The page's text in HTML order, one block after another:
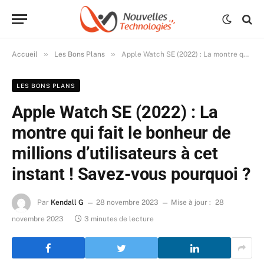
Accueil » Les Bons Plans » Apple Watch SE (2022) : La montre qui fait le bonheur de millions d’utilisateurs à cet instant ! Savez-vous pourquoi ?
LES BONS PLANS
Apple Watch SE (2022) : La
montre qui fait le bonheur de
millions d’utilisateurs à cet
instant ! Savez-vous pourquoi ?
Par Kendall G 28 novembre 2023 Mise à jour : 28
novembre 2023
3 minutes de lecture